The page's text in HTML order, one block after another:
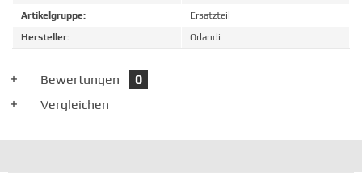
Artikelgruppe:
Ersatzteil
Hersteller:
Orlandi
Bewertungen
0
Vergleichen